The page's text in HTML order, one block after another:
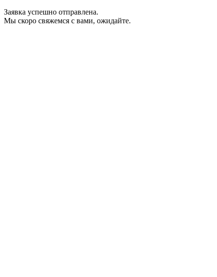
Заявка успешно отправлена.
Мы скоро свяжемся с вами, ожидайте.